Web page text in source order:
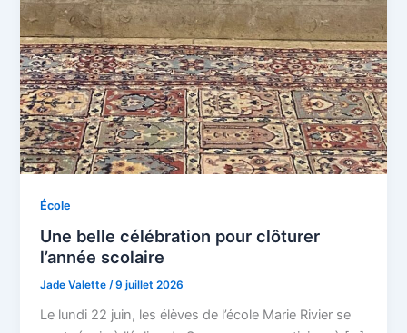
École
Une belle célébration pour clôturer
l’année scolaire
Jade Valette/9 juillet 2026
Le lundi 22 juin, les élèves de l’école Marie Rivier se